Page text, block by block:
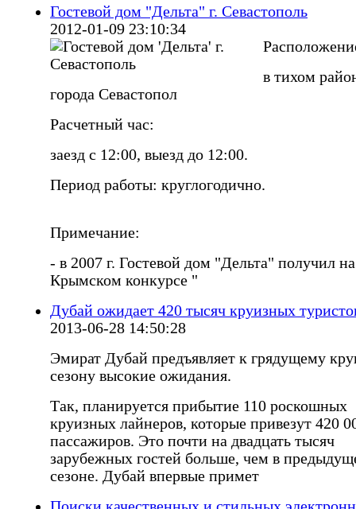
Гостевой дом "Дельта" г. Севастополь
2012-01-09 23:10:34
в тихом
города Севастопол
Расчетный час:
заезд с 12:00, выезд до 12:00.
Период работы: круглогодично.
Примечание:
- в 2007 г. Гостевой дом "Дельта" получил
Крымском конкурсе "
Дубай ожидает 420 тысяч круизных
2013-06-28 14:50:28
Эмират Дубай предъявляет к грядущему
сезону высокие ожидания.
Так, планируется прибытие 110 роскошных
круизных лайнеров, которые привезут 420
пассажиров. Это почти на двадцать тысяч
зарубежных гостей больше, чем в
сезоне. Дубай впервые примет